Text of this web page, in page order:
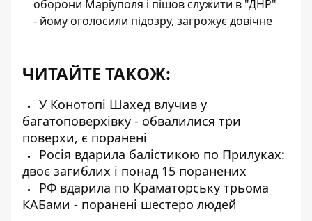
оборони Маріуполя і пішов служити в "ДНР"
- йому оголосили підозру, загрожує довічне
ЧИТАЙТЕ ТАКОЖ:
У Конотопі Шахед влучив у
багатоповерхівку - обвалилися три
поверхи, є поранені
Росія вдарила балістикою по Прилуках:
двоє загиблих і понад 15 поранених
РФ вдарила по Краматорську трьома
КАБами - поранені шестеро людей